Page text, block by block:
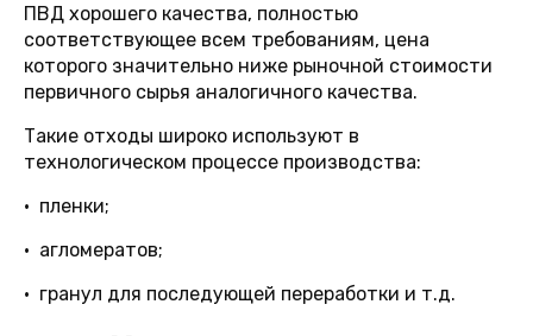
ПВД хорошего качества, полностью
соответствующее всем требованиям, цена
которого значительно ниже рыночной стоимости
первичного сырья аналогичного качества.
Такие отходы широко используют в
технологическом процессе производства:
• пленки;
• агломератов;
• гранул для последующей переработки и т.д.